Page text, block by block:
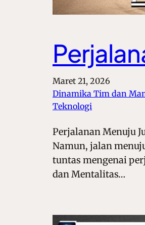
Maret 21, 2026
Dinamika Tim dan
Teknologi
Perjalanan Menuju
Namun, jalan
tuntas mengenai
dan Mentalitas…